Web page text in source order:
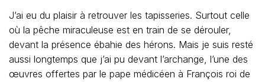
J’ai eu du plaisir à retrouver les tapisseries. Surtout celle
où la pêche miraculeuse est en train de se dérouler,
devant la présence ébahie des hérons. Mais je suis resté
aussi longtemps que j’ai pu devant l’archange, l’une des
œuvres offertes par le pape médicéen à François roi de